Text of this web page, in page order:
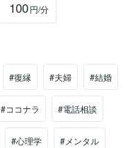
100円/分
#復縁 #夫婦 #結婚
#ココナラ #電話相談
#心理学 #メンタル